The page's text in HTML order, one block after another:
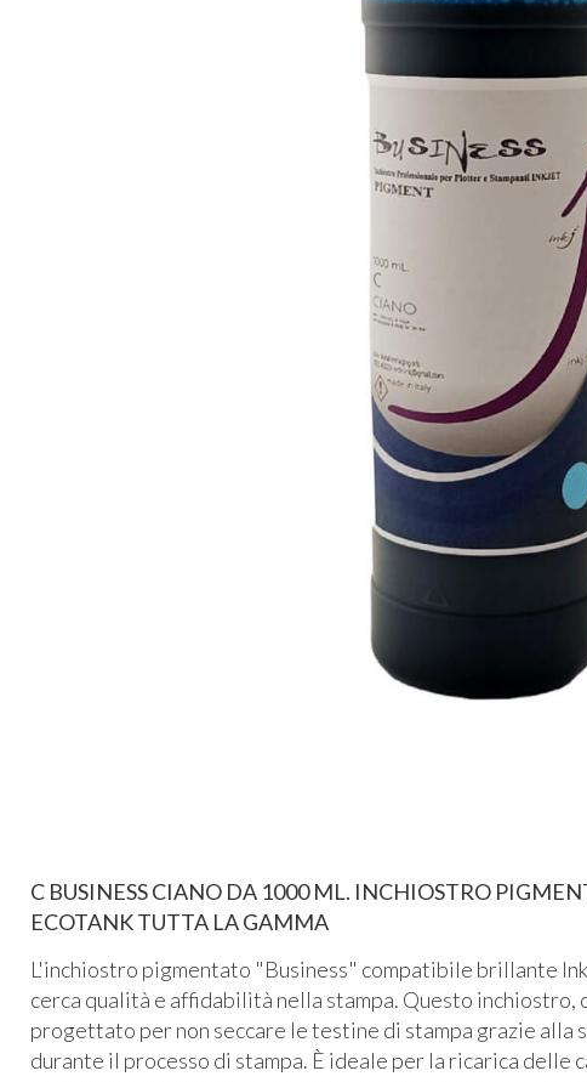
C BUSINESS CIANO DA 1000 ML. INCHIOSTRO
ECOTANK TUTTA LA GAMMA
L'inchiostro pigmentato "Business" compatibile brillante
cerca qualità e affidabilità nella stampa. Questo inchiostro,
progettato per non seccare le testine di stampa grazie alla
durante il processo di stampa. È ideale per la ricarica delle